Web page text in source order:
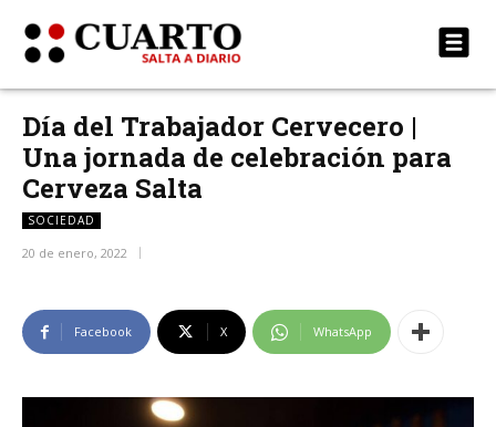
Día del Trabajador Cervecero |
Una jornada de celebración para
Cerveza Salta
SOCIEDAD
20 de enero, 2022
Facebook X WhatsApp